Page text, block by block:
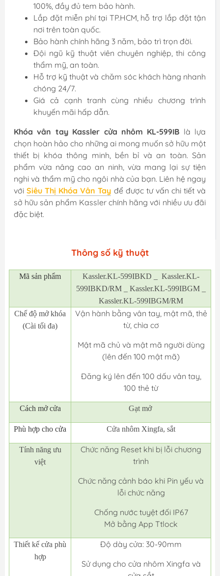
100%, đầy đủ tem bảo hành.
Lắp đặt miễn phí tại TP.HCM, hỗ trợ lắp đặt tận
nơi trên toàn quốc.
Bảo hành chính hãng 3 năm, bảo trì trọn đời.
Đội ngũ kỹ thuật viên chuyên nghiệp, thi công
thẩm mỹ, an toàn.
Hỗ trợ kỹ thuật và chăm sóc khách hàng nhanh
chóng 24/7.
Giá cả cạnh tranh cùng nhiều chương trình
khuyến mãi hấp dẫn.
Khóa vân tay Kassler cửa nhôm KL-599IB là lựa
chọn hoàn hảo cho những ai mong muốn sở hữu một
thiết bị khóa thông minh, bền bỉ và an toàn. Sản
phẩm vừa nâng cao an ninh, vừa mang lại sự tiện
nghi và thẩm mỹ cho ngôi nhà của bạn. Liên hệ ngay
vớiSiêu Thị Khóa Vân Tay để được tư vấn chi tiết và
sở hữu sản phẩm Kassler chính hãng với nhiều ưu đãi
đặc biệt.
Thông số kỹ thuật
Mã sản phẩm
Kassler.KL-599IBKD _ Kassler.KL-
599IBKD/RM _ Kassler.KL-599IBGM _
Kassler.KL-599IBGM/RM
Chế độ mở khóa
(Cài tối đa)
Vận hành bằng vân tay, mật mã, thẻ
từ, chìa cơ
Mật mã chủ và mật mã người dùng
(lên đến 100 mật mã)
Đăng ký lên đến 100 dấu vân tay,
100 thẻ từ
Cách mở cửa Gạt mở
Phù hợp cho cửa Cửa nhôm Xingfa, sắt
Tính năng ưu
việt
Chức năng Reset khi bị lỗi chương
trình
Chức năng cảnh báo khi Pin yếu và
lỗi chức năng
Chống nước tuyệt đối IP67
Mở bằng App Ttlock
Thiết kế cửa phù
hợp
Độ dày cửa: 30-90mm
Sử dụng cho cửa nhôm Xingfa và